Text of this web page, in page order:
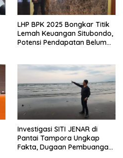
LHP BPK 2025 Bongkar Titik
Lemah Keuangan Situbondo,
Potensi Pendapatan Belum
Investigasi SITI JENAR di
Pantai Tampora Ungkap
Fakta, Dugaan Pembuangan